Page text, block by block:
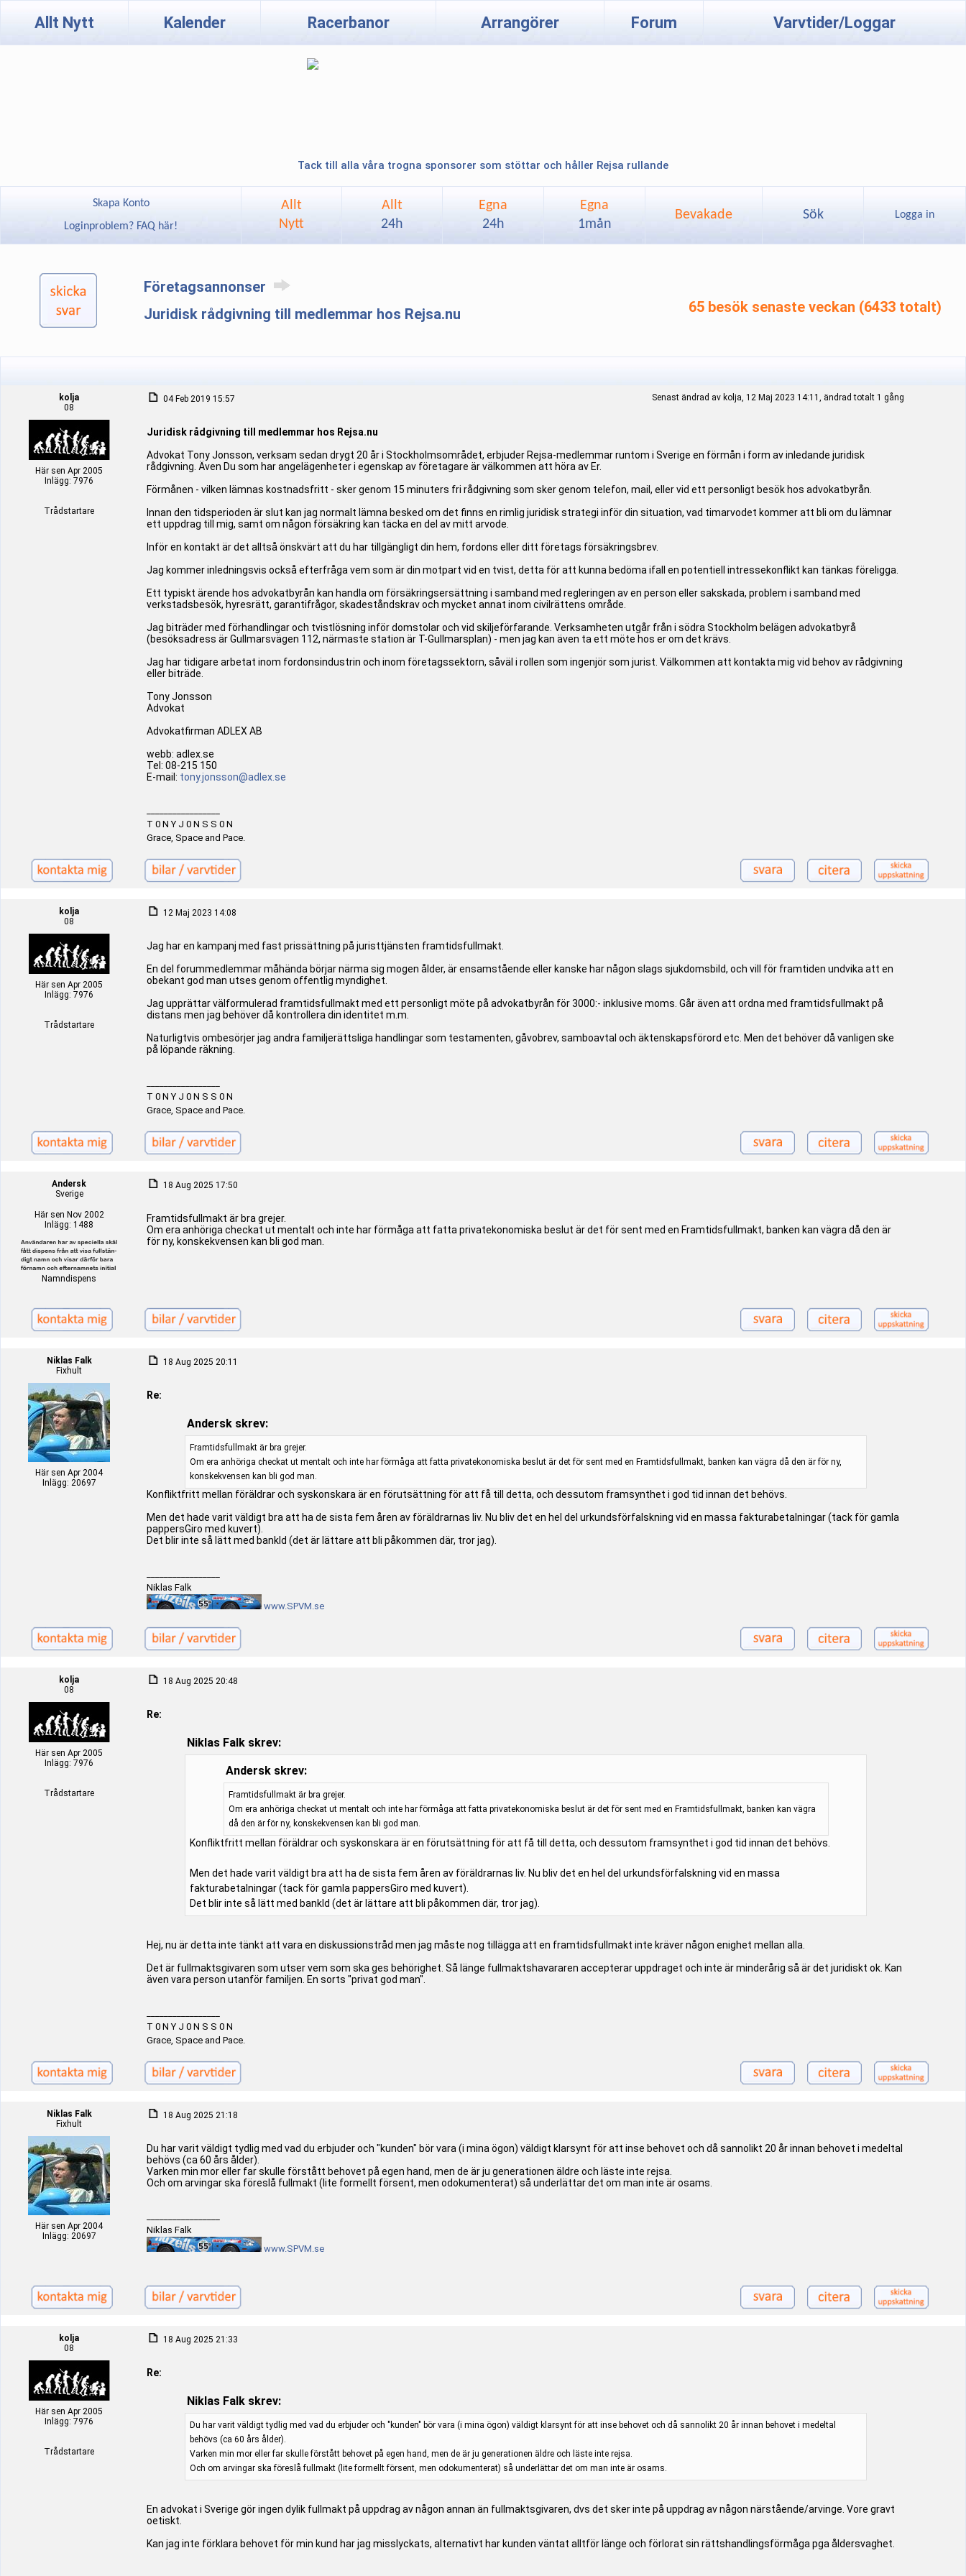
Allt Nytt Kalender Racerbanor Arrangörer Forum Varvtider/Loggar
Tack till alla våra trogna sponsorer som stöttar och håller Rejsa rullande
Skapa Konto
Loginproblem? FAQ här!
Allt
Nytt
Allt
24h
Egna
24h
Egna
1mån
Bevakade Sök Logga in
Företagsannonser
Juridisk rådgivning till medlemmar hos Rejsa.nu
65 besök senaste veckan (6433 totalt)
kolja
08
Här sen Apr 2005
Inlägg: 7976
Trådstartare
04 Feb 2019 15:57 Senast ändrad av kolja, 12 Maj 2023 14:11, ändrad totalt 1 gång
Juridisk rådgivning till medlemmar hos Rejsa.nu
Advokat Tony Jonsson, verksam sedan drygt 20 år i Stockholmsområdet, erbjuder Rejsa-medlemmar runtom i Sverige en förmån i form av inledande juridisk
rådgivning. Även Du som har angelägenheter i egenskap av företagare är välkommen att höra av Er.
Förmånen - vilken lämnas kostnadsfritt - sker genom 15 minuters fri rådgivning som sker genom telefon, mail, eller vid ett personligt besök hos advokatbyrån.
Innan den tidsperioden är slut kan jag normalt lämna besked om det finns en rimlig juridisk strategi inför din situation, vad timarvodet kommer att bli om du lämnar
ett uppdrag till mig, samt om någon försäkring kan täcka en del av mitt arvode.
Inför en kontakt är det alltså önskvärt att du har tillgängligt din hem, fordons eller ditt företags försäkringsbrev.
Jag kommer inledningsvis också efterfråga vem som är din motpart vid en tvist, detta för att kunna bedöma ifall en potentiell intressekonflikt kan tänkas föreligga.
Ett typiskt ärende hos advokatbyrån kan handla om försäkringsersättning i samband med regleringen av en person eller sakskada, problem i samband med
verkstadsbesök, hyresrätt, garantifrågor, skadeståndskrav och mycket annat inom civilrättens område.
Jag biträder med förhandlingar och tvistlösning inför domstolar och vid skiljeförfarande. Verksamheten utgår från i södra Stockholm belägen advokatbyrå
(besöksadress är Gullmarsvägen 112, närmaste station är T-Gullmarsplan) - men jag kan även ta ett möte hos er om det krävs.
Jag har tidigare arbetat inom fordonsindustrin och inom företagssektorn, såväl i rollen som ingenjör som jurist. Välkommen att kontakta mig vid behov av rådgivning
eller biträde.
Tony Jonsson
Advokat
Advokatfirman ADLEX AB
webb: adlex.se
Tel: 08-215 150
E-mail: tony.jonsson@adlex.se
T 0 N Y J 0 N S S 0 N
Grace, Space and Pace.
kolja
08
Här sen Apr 2005
Inlägg: 7976
Trådstartare
12 Maj 2023 14:08
Jag har en kampanj med fast prissättning på juristtjänsten framtidsfullmakt.
En del forummedlemmar måhända börjar närma sig mogen ålder, är ensamstående eller kanske har någon slags sjukdomsbild, och vill för framtiden undvika att en
obekant god man utses genom offentlig myndighet.
Jag upprättar välformulerad framtidsfullmakt med ett personligt möte på advokatbyrån för 3000:- inklusive moms. Går även att ordna med framtidsfullmakt på
distans men jag behöver då kontrollera din identitet m.m.
Naturligtvis ombesörjer jag andra familjerättsliga handlingar som testamenten, gåvobrev, samboavtal och äktenskapsförord etc. Men det behöver då vanligen ske
på löpande räkning.
T 0 N Y J 0 N S S 0 N
Grace, Space and Pace.
Andersk
Sverige
Här sen Nov 2002
Inlägg: 1488
Namndispens
18 Aug 2025 17:50
Framtidsfullmakt är bra grejer.
Om era anhöriga checkat ut mentalt och inte har förmåga att fatta privatekonomiska beslut är det för sent med en Framtidsfullmakt, banken kan vägra då den är
för ny, konskekvensen kan bli god man.
Niklas Falk
Fixhult
Här sen Apr 2004
Inlägg: 20697
18 Aug 2025 20:11
Re:
Andersk skrev:
Framtidsfullmakt är bra grejer.
Om era anhöriga checkat ut mentalt och inte har förmåga att fatta privatekonomiska beslut är det för sent med en Framtidsfullmakt, banken kan vägra då den är för ny,
konskekvensen kan bli god man.
Konfliktfritt mellan föräldrar och syskonskara är en förutsättning för att få till detta, och dessutom framsynthet i god tid innan det behövs.
Men det hade varit väldigt bra att ha de sista fem åren av föräldrarnas liv. Nu bliv det en hel del urkundsförfalskning vid en massa fakturabetalningar (tack för gamla
pappersGiro med kuvert).
Det blir inte så lätt med bankId (det är lättare att bli påkommen där, tror jag).
Niklas Falk
www.SPVM.se
kolja
08
Här sen Apr 2005
Inlägg: 7976
Trådstartare
18 Aug 2025 20:48
Re:
Niklas Falk skrev:
Andersk skrev:
Framtidsfullmakt är bra grejer.
Om era anhöriga checkat ut mentalt och inte har förmåga att fatta privatekonomiska beslut är det för sent med en Framtidsfullmakt, banken kan vägra
då den är för ny, konskekvensen kan bli god man.
Konfliktfritt mellan föräldrar och syskonskara är en förutsättning för att få till detta, och dessutom framsynthet i god tid innan det behövs.
Men det hade varit väldigt bra att ha de sista fem åren av föräldrarnas liv. Nu bliv det en hel del urkundsförfalskning vid en massa
fakturabetalningar (tack för gamla pappersGiro med kuvert).
Det blir inte så lätt med bankId (det är lättare att bli påkommen där, tror jag).
Hej, nu är detta inte tänkt att vara en diskussionstråd men jag måste nog tillägga att en framtidsfullmakt inte kräver någon enighet mellan alla.
Det är fullmaktsgivaren som utser vem som ska ges behörighet. Så länge fullmaktshavararen accepterar uppdraget och inte är minderårig så är det juridiskt ok. Kan
även vara person utanför familjen. En sorts "privat god man".
T 0 N Y J 0 N S S 0 N
Grace, Space and Pace.
Niklas Falk
Fixhult
Här sen Apr 2004
Inlägg: 20697
18 Aug 2025 21:18
Du har varit väldigt tydlig med vad du erbjuder och "kunden" bör vara (i mina ögon) väldigt klarsynt för att inse behovet och då sannolikt 20 år innan behovet i medeltal
behövs (ca 60 års ålder).
Varken min mor eller far skulle förstått behovet på egen hand, men de är ju generationen äldre och läste inte rejsa.
Och om arvingar ska föreslå fullmakt (lite formellt försent, men odokumenterat) så underlättar det om man inte är osams.
Niklas Falk
www.SPVM.se
kolja
08
Här sen Apr 2005
Inlägg: 7976
Trådstartare
18 Aug 2025 21:33
Re:
Niklas Falk skrev:
Du har varit väldigt tydlig med vad du erbjuder och "kunden" bör vara (i mina ögon) väldigt klarsynt för att inse behovet och då sannolikt 20 år innan behovet i medeltal
behövs (ca 60 års ålder).
Varken min mor eller far skulle förstått behovet på egen hand, men de är ju generationen äldre och läste inte rejsa.
Och om arvingar ska föreslå fullmakt (lite formellt försent, men odokumenterat) så underlättar det om man inte är osams.
En advokat i Sverige gör ingen dylik fullmakt på uppdrag av någon annan än fullmaktsgivaren, dvs det sker inte på uppdrag av någon närstående/arvinge. Vore gravt
oetiskt.
Kan jag inte förklara behovet för min kund har jag misslyckats, alternativt har kunden väntat alltför länge och förlorat sin rättshandlingsförmåga pga åldersvaghet.